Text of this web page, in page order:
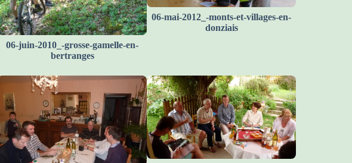
06-juin-2010_-grosse-gamelle-en-
bertranges
06-mai-2012_-monts-et-villages-en-
donziais